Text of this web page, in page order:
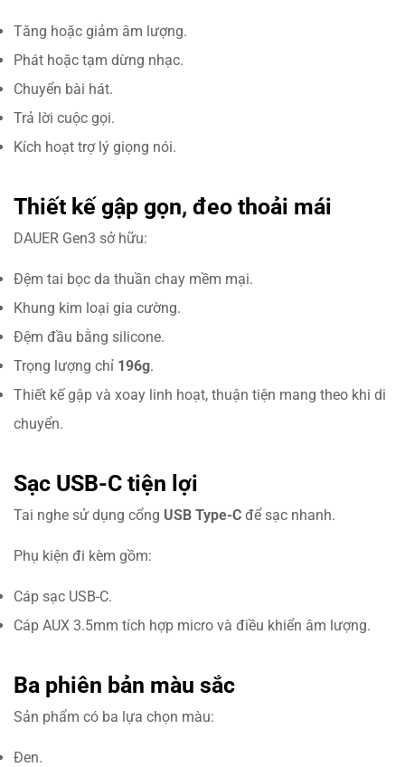
Tăng hoặc giảm âm lượng.
Phát hoặc tạm dừng nhạc.
Chuyển bài hát.
Trả lời cuộc gọi.
Kích hoạt trợ lý giọng nói.
Thiết kế gập gọn, đeo thoải mái
DAUER Gen3 sở hữu:
Đệm tai bọc da thuần chay mềm mại.
Khung kim loại gia cường.
Đệm đầu bằng silicone.
Trọng lượng chỉ 196g.
Thiết kế gập và xoay linh hoạt, thuận tiện mang theo khi di
chuyển.
Sạc USB-C tiện lợi
Tai nghe sử dụng cổng USB Type-C để sạc nhanh.
Phụ kiện đi kèm gồm:
Cáp sạc USB-C.
Cáp AUX 3.5mm tích hợp micro và điều khiển âm lượng.
Ba phiên bản màu sắc
Sản phẩm có ba lựa chọn màu:
Đen.